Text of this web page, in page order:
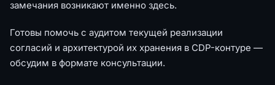
замечания возникают именно здесь.
Готовы помочь с аудитом текущей реализации
согласий и архитектурой их хранения в CDP-контуре —
обсудим в формате консультации.